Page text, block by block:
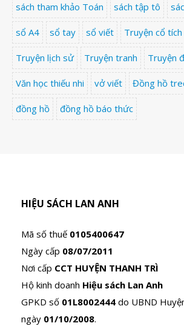
sách tham khảo Toán sách tập tô
sổ A4 sổ tay sổ viết Truyện cổ tích
Truyện lịch sử Truyện tranh Truyện
Văn học thiếu nhi vở viết Đồng hồ
đồng hồ đồng hồ báo thức
HIỆU SÁCH LAN ANH
Mã số thuế 0105400647
Ngày cấp 08/07/2011
Nơi cấp CCT HUYỆN THANH TRÌ
Hộ kinh doanh Hiệu sách Lan Anh
GPKD số 01L8002444 do UBND
ngày 01/10/2008.